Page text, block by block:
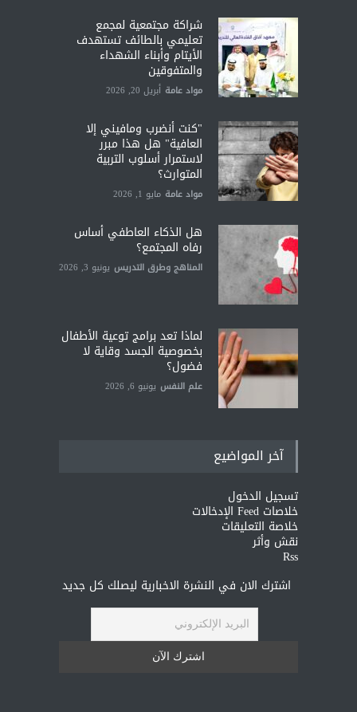
شراكة مجتمعية لمجمع
تعليمي بالطائف تستهدف
الأيتام وأبناء الشهداء
والمتفوقين
مواد عامة أبريل 20, 2026
"كنت أنضرب ومافيني إلا
العافية" هل هذا مبرر
لاستمرار أسلوب التربية
المتوارث؟
مواد عامة مايو 1, 2026
هل الذكاء العاطفي أساس
رفاه المجتمع؟
المناهج وطرق التدريس يونيو 3, 2026
لماذا تعد برامج توعية الأطفال
بخصوصية الجسد وقاية لا
فضول؟
علم النفس يونيو 6, 2026
آخر المواضيع
تسجيل الدخول
خلاصات Feed الإدخالات
خلاصة التعليقات
نقش وأثر
Rss
اشترك الان في النشرة الاخبارية ليصلك كل جديد